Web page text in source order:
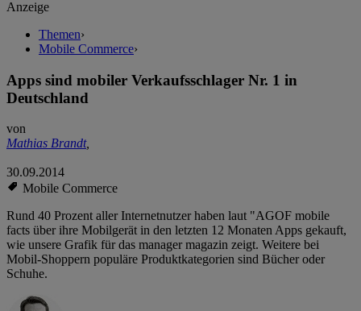
Anzeige
Themen›
Mobile Commerce›
Apps sind mobiler Verkaufsschlager Nr. 1 in
Deutschland
von
Mathias Brandt,
30.09.2014
Mobile Commerce
Rund 40 Prozent aller Internetnutzer haben laut "AGOF mobile
facts über ihre Mobilgerät in den letzten 12 Monaten Apps gekauft,
wie unsere Grafik für das manager magazin zeigt. Weitere bei
Mobil-Shoppern populäre Produktkategorien sind Bücher oder
Schuhe.